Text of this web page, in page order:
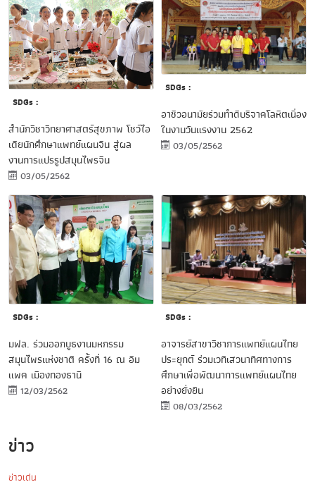
SDGs :
สำนักวิชาวิทยาศาสตร์สุขภาพ โชว์ไอ
เดียนักศึกษาแพทย์แผนจีน สู่ผล
งานการแปรรูปสมุนไพรจีน
03/05/2562
SDGs :
อาชีวอนามัยร่วมทำดีบริจาคโลหิตเนื่อง
ในงานวันแรงงาน 2562
03/05/2562
SDGs :
มฟล. ร่วมออกบูธงานมหกรรม
สมุนไพรแห่งชาติ ครั้งที่ 16 ณ อิม
แพค เมืองทองธานี
12/03/2562
SDGs :
อาจารย์สาขาวิชาการแพทย์แผนไทย
ประยุกต์ ร่วมเวทีเสวนาทิศทางการ
ศึกษาเพื่อพัฒนาการแพทย์แผนไทย
อย่างยั่งยืน
08/03/2562
ข่าว
ข่าวเด่น